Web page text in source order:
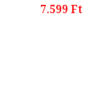
7.599 Ft